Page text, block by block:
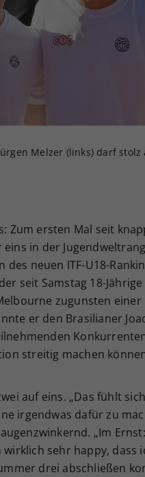
Melzer (links) darf stolz
Zum ersten Mal seit
in der
neuen ITF-U18-
seit Samstag 18-
zugunsten
er den Brasilianer
streitig machen
auf eins. „Das fühlt
irgendwas dafür zu
„Im
sehr happy, dass
drei abschließen
Ihrer
Webseiten-